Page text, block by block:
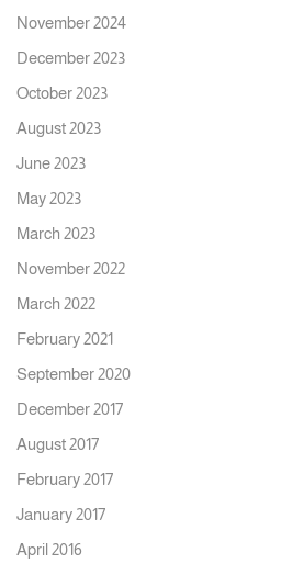
November 2024
December 2023
October 2023
August 2023
June 2023
May 2023
March 2023
November 2022
March 2022
February 2021
September 2020
December 2017
August 2017
February 2017
January 2017
April 2016